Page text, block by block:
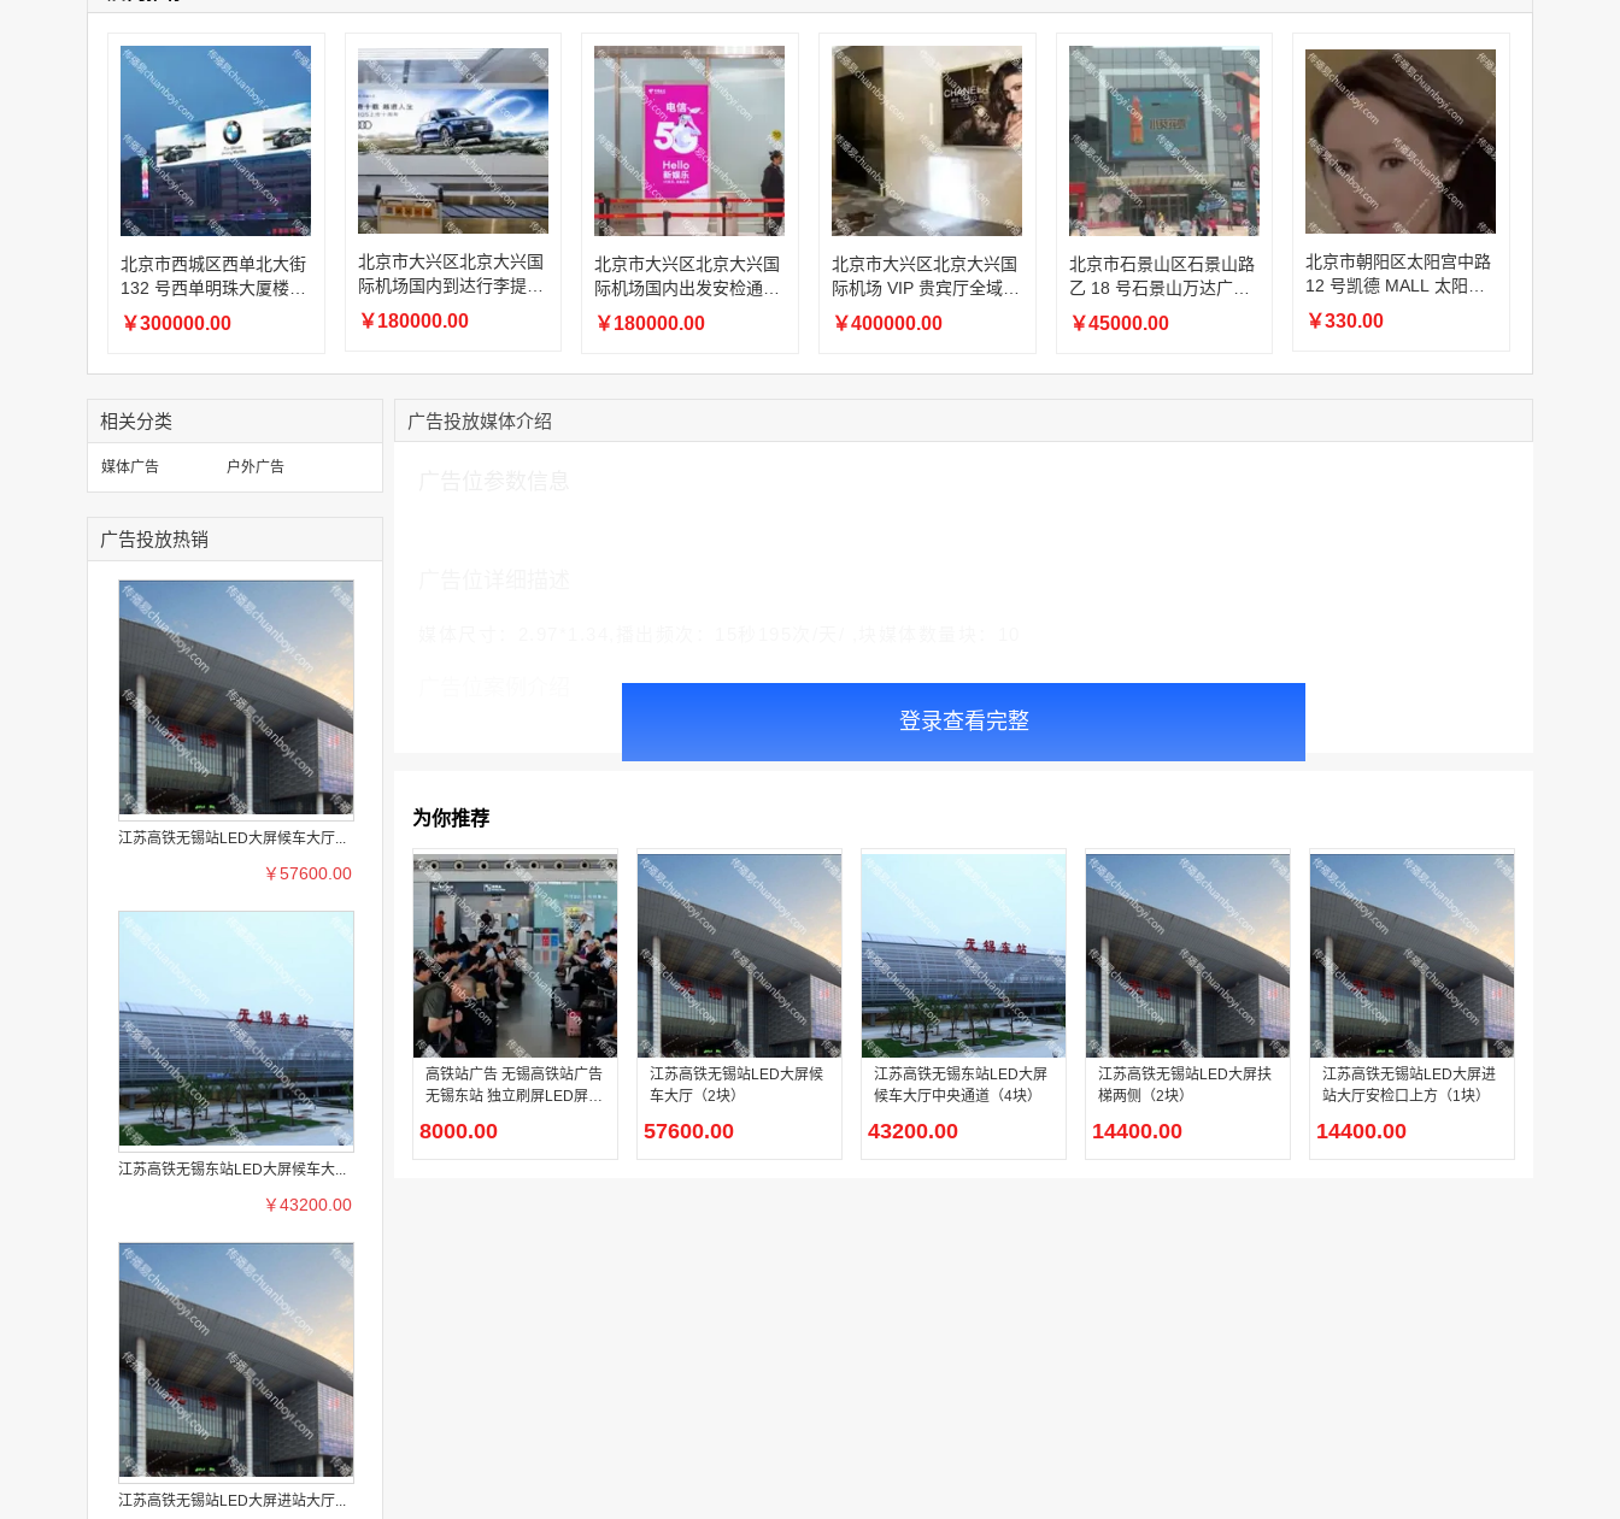
15:18:49 173****0620 联系了该媒体所在商家
15:42:33 158****0746
联系了该媒体所在商家
189****2617
联系了该媒体所在商家
12:40:20
177****7961
联系了该媒体所在商家
16:12:36 181****8167 联系了该媒体所在商家
16:16:44 181****0078 联系了该媒体所在商家
￥27600.00
香港双层巴士车身广告（含车顶）
￥77000.00
户外广告 天津社区道闸广告 天津小区道闸广告投放价格
￥1100.00
北京市西城区西单北大街
132 号西单明珠大厦楼顶
市民广场户外 LED 广告
大屏
￥300000.00
北京市大兴区北京大兴国
际机场国内到达行李提取
大厅室内高清 LED 广告
大屏
￥180000.00
北京市大兴区北京大兴国
际机场国内出发安检通道
立式刷屏 LED
￥180000.00
北京市大兴区北京大兴国
际机场 VIP 贵宾厅全域室
内 LED 电子刷屏
￥400000.00
北京市石景山区石景山路
乙 18 号石景山万达广场
外立面户外 LED 广告大
屏
￥45000.00
北京市朝阳区太阳宫中路
12 号凯德 MALL 太阳宫
地下一层餐饮茶咖区立式
LED 海报刷屏
￥330.00
相关分类
媒体广告 户外广告
广告投放热销
江苏高铁无锡站LED大屏候车大厅...
￥57600.00
江苏高铁无锡东站LED大屏候车大...
￥43200.00
江苏高铁无锡站LED大屏进站大厅...
广告投放媒体介绍
登录查看完整
为你推荐
高铁站广告 无锡高铁站广告
无锡东站 独立刷屏LED屏幕
8000.00
江苏高铁无锡站LED大屏候
车大厅（2块）
57600.00
江苏高铁无锡东站LED大屏
候车大厅中央通道（4块）
43200.00
江苏高铁无锡站LED大屏扶
梯两侧（2块）
14400.00
江苏高铁无锡站LED大屏进
站大厅安检口上方（1块）
14400.00